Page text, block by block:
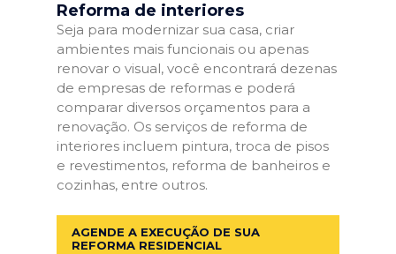
Reforma de interiores
Seja para modernizar sua casa, criar
ambientes mais funcionais ou apenas
renovar o visual, você encontrará dezenas
de empresas de reformas e poderá
comparar diversos orçamentos para a
renovação. Os serviços de reforma de
interiores incluem pintura, troca de pisos
e revestimentos, reforma de banheiros e
cozinhas, entre outros.
AGENDE A EXECUÇÃO DE SUA
REFORMA RESIDENCIAL